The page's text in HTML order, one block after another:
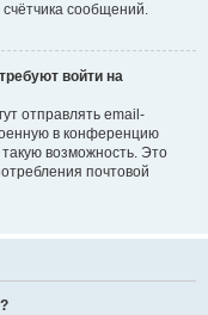
сообщений.
войти на
отправлять email-
в конференцию
возможность. Это
почтовой